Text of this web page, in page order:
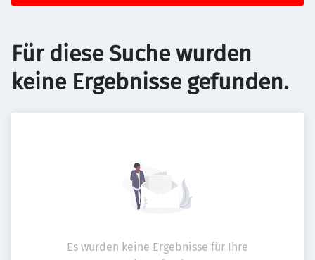
Für diese Suche wurden
keine Ergebnisse gefunden.
Es wurden keine Ergebnisse für Ihre